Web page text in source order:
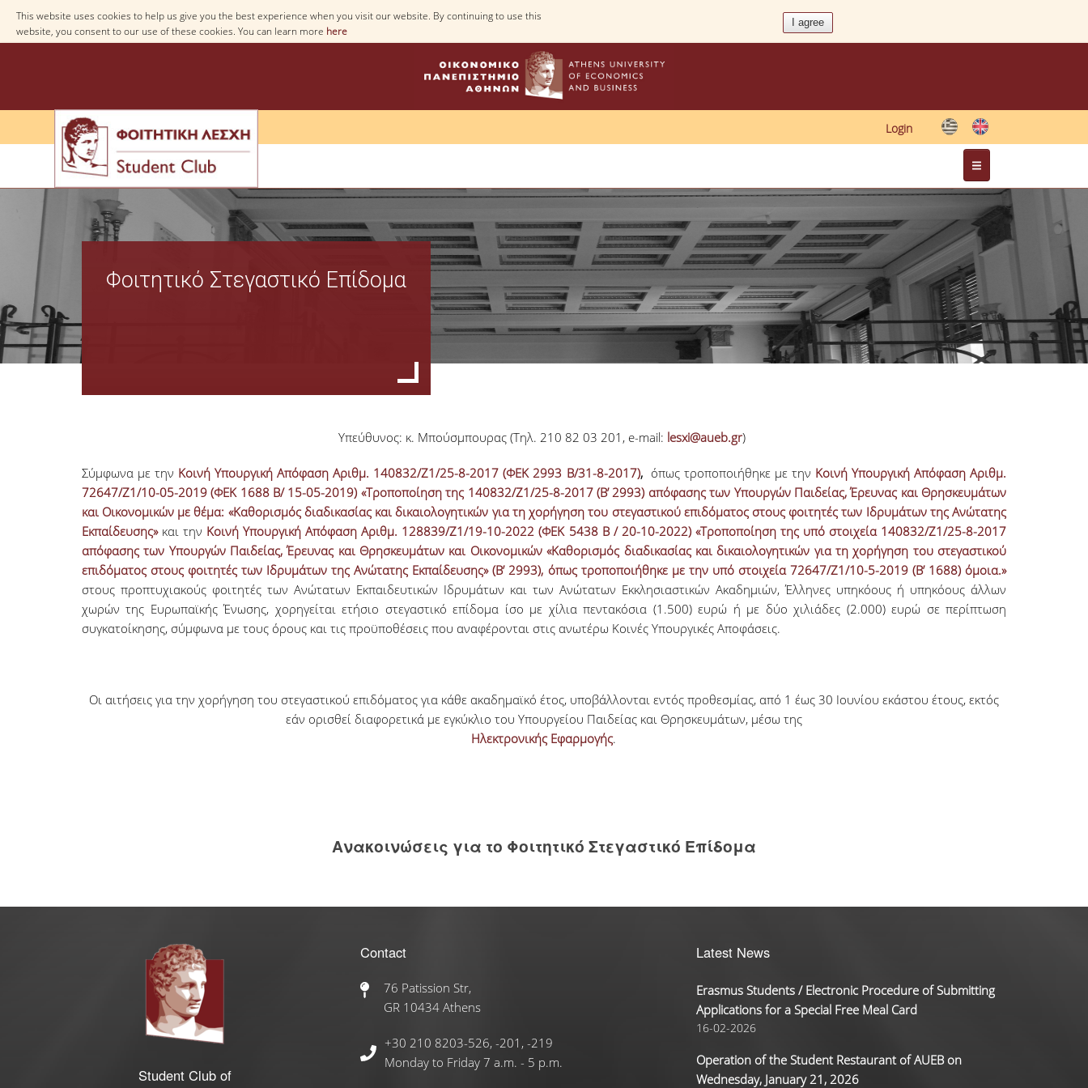
This website uses cookies to help us give you the best experience when you visit our website. By continuing to use this
website, you consent to our use of these cookies. You can learn more here
Login
Φοιτητικό Στεγαστικό Επίδομα
Υπεύθυνος: κ. Μπούσμπουρας (Τηλ. 210 82 03 201, e-mail: lesxi@aueb.gr)
Σύμφωνα με την Κοινή Υπουργική Απόφαση Αριθμ. 140832/Ζ1/25-8-2017 (ΦΕΚ 2993 Β/31-8-2017),όπως τροποποιήθηκε με την Κοινή Υπουργική Απόφαση Αριθμ.
72647/Ζ1/10-05-2019 (ΦΕΚ 1688 Β/ 15-05-2019) «Τροποποίηση της 140832/Ζ1/25-8-2017 (Β’ 2993) απόφασης των Υπουργών Παιδείας, Έρευνας και Θρησκευμάτων
και Οικονομικών με θέμα: «Καθορισμός διαδικασίας και δικαιολογητικών για τη χορήγηση του στεγαστικού επιδόματος στους φοιτητές των Ιδρυμάτων της Ανώτατης
Εκπαίδευσης»και την Κοινή Υπουργική Απόφαση Αριθμ. 128839/Ζ1/19-10-2022 (ΦΕΚ 5438 Β / 20-10-2022) «Τροποποίηση της υπό στοιχεία 140832/Ζ1/25-8-2017
απόφασης των Υπουργών Παιδείας, Έρευνας και Θρησκευμάτων και Οικονομικών «Καθορισμός διαδικασίας και δικαιολογητικών για τη χορήγηση του στεγαστικού
επιδόματος στους φοιτητές των Ιδρυμάτων της Ανώτατης Εκπαίδευσης» (Β’ 2993), όπως τροποποιήθηκε με την υπό στοιχεία 72647/Ζ1/10-5-2019 (Β’ 1688) όμοια.»
στους προπτυχιακούς φοιτητές των Ανώτατων Εκπαιδευτικών Ιδρυμάτων και των Ανώτατων Εκκλησιαστικών Ακαδημιών, Έλληνες υπηκόους ή υπηκόους άλλων
χωρών της Ευρωπαϊκής Ένωσης, χορηγείται ετήσιο στεγαστικό επίδομα ίσο με χίλια πεντακόσια (1.500) ευρώ ή με δύο χιλιάδες (2.000) ευρώ σε περίπτωση
συγκατοίκησης, σύμφωνα με τους όρους και τις προϋποθέσεις που αναφέρονται στις ανωτέρω Κοινές Υπουργικές Αποφάσεις.
Οι αιτήσεις για την χορήγηση του στεγαστικού επιδόματος για κάθε ακαδημαϊκό έτος, υποβάλλονται εντός προθεσμίας, από 1 έως 30 Ιουνίου εκάστου έτους, εκτός
εάν ορισθεί διαφορετικά με εγκύκλιο του Υπουργείου Παιδείας και Θρησκευμάτων, μέσω της
Ηλεκτρονικής Εφαρμογής.
Ανακοινώσεις για το Φοιτητικό Στεγαστικό Επίδομα
Student Club of
Contact
76 Patission Str,
GR 10434 Athens
+30 210 8203-526, -201, -219
Monday to Friday 7 a.m. - 5 p.m.
Latest News
Erasmus Students / Electronic Procedure of Submitting
Applications for a Special Free Meal Card
16-02-2026
Operation of the Student Restaurant of AUEB on
Wednesday, January 21, 2026